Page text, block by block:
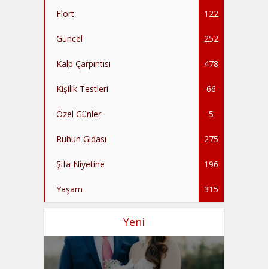
Flört 122
Güncel 252
Kalp Çarpıntısı 478
Kişilik Testleri 66
Özel Günler 5
Ruhun Gıdası 275
Şifa Niyetine 196
Yaşam 315
Yeni